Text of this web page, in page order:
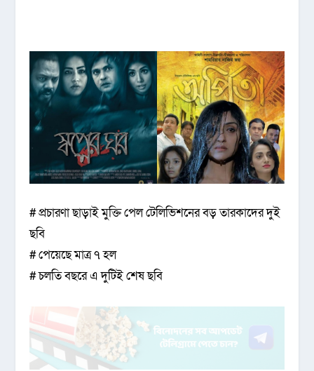
# প্রচারণা ছাড়াই মুক্তি পেল টেলিভিশনের বড় তারকাদের দুই
ছবি
# পেয়েছে মাত্র ৭ হল
# চলতি বছরে এ দুটিই শেষ ছবি